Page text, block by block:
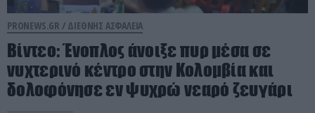
PRONEWS.GR / ΔΙΕΘΝΗΣ ΑΣΦΑΛΕΙΑ
Βίντεο: Ένοπλος άνοιξε πυρ μέσα σε
νυχτερινό κέντρο στην Κολομβία και
δολοφόνησε εν ψυχρώ νεαρό ζευγάρι